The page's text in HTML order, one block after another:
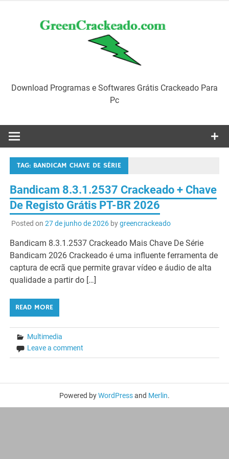
Download Programas e Softwares Grátis Crackeado Para
Pc
TAG: BANDICAM CHAVE DE SÉRIE
Bandicam 8.3.1.2537 Crackeado + Chave
De Registo Grátis PT-BR 2026
Posted on 27 de junho de 2026bygreencrackeado
Bandicam 8.3.1.2537 Crackeado Mais Chave De Série
Bandicam 2026 Crackeado é uma influente ferramenta de
captura de ecrã que permite gravar vídeo e áudio de alta
qualidade a partir do […]
READ MORE
Multimedia
Leave a comment
Powered byWordPressand Merlin.